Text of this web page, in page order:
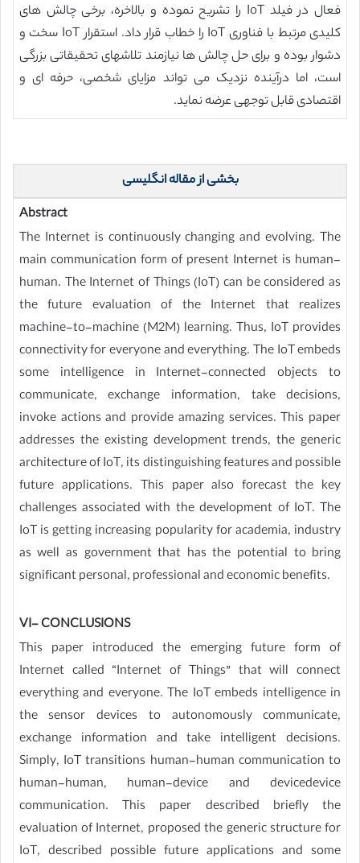
فعال در فیلد IoT را تشریح نموده و بالاخره، برخی چالش های
کلیدی مرتبط با فناوری IoT را خطاب قرار داد. استقرار IoT سخت و
دشوار بوده و برای حل چالش ها نیازمند تلاشهای تحقیقاتی بزرگی
است، اما درآینده نزدیک می تواند مزایای شخصی، حرفه ای و
اقتصادی قابل توجهی عرضه نماید.
بخشی از مقاله انگلیسی
Abstract
The Internet is continuously changing and evolving. The
main communication form of present Internet is human-
human. The Internet of Things (IoT) can be considered as
the future evaluation of the Internet that realizes
machine-to-machine (M2M) learning. Thus, IoT provides
connectivity for everyone and everything. The IoT embeds
some intelligence in Internet-connected objects to
communicate, exchange information, take decisions,
invoke actions and provide amazing services. This paper
addresses the existing development trends, the generic
architecture of IoT, its distinguishing features and possible
future applications. This paper also forecast the key
challenges associated with the development of IoT. The
IoT is getting increasing popularity for academia, industry
as well as government that has the potential to bring
significant personal, professional and economic benefits.
VI- CONCLUSIONS
This paper introduced the emerging future form of
Internet called “Internet of Things” that will connect
everything and everyone. The IoT embeds intelligence in
the sensor devices to autonomously communicate,
exchange information and take intelligent decisions.
Simply, IoT transitions human-human communication to
human-human, human-device and devicedevice
communication. This paper described briefly the
evaluation of Internet, proposed the generic structure for
IoT, described possible future applications and some